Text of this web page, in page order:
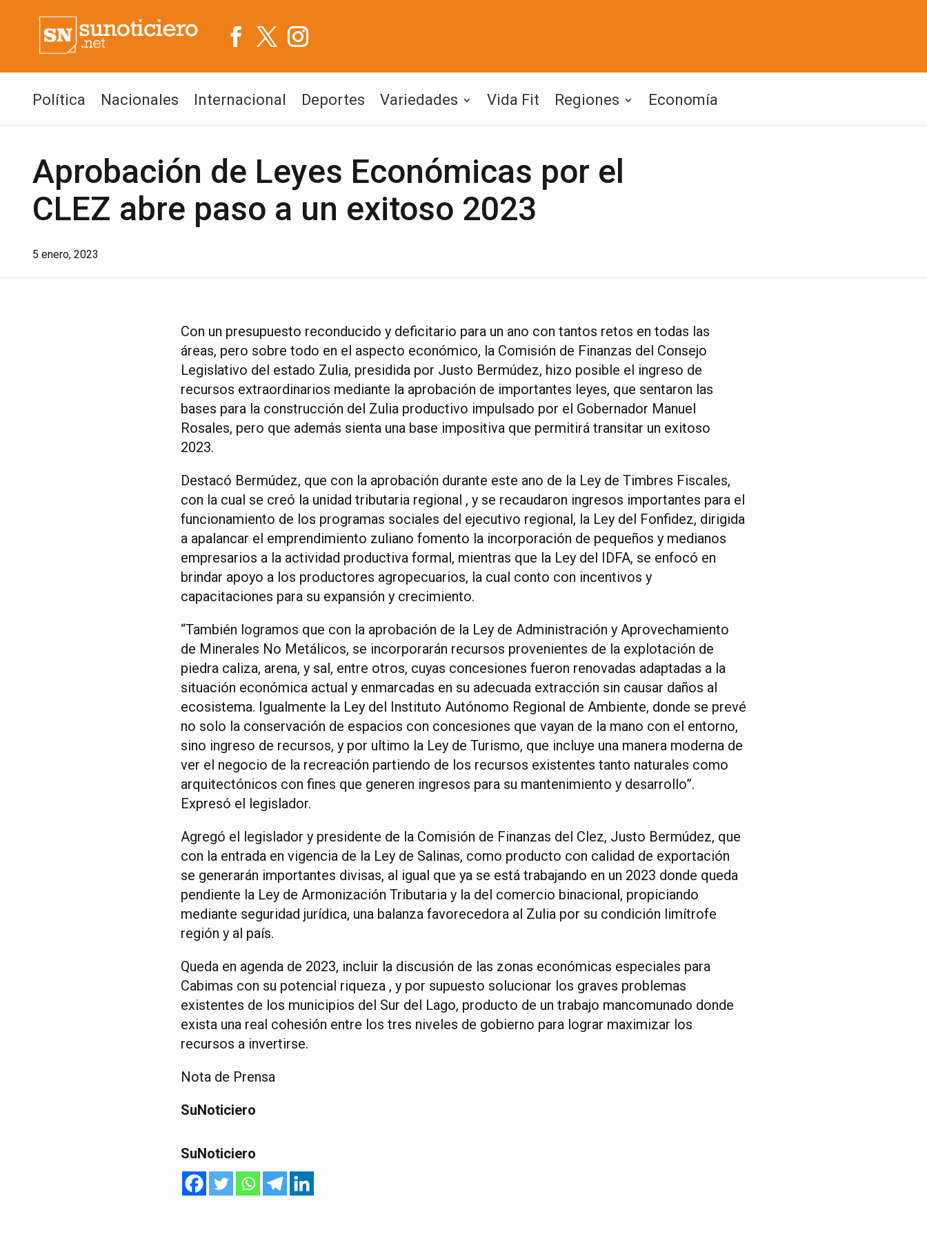
Política Nacionales Internacional Deportes Variedades Vida Fit Regiones Economía
Aprobación de Leyes Económicas por el
CLEZ abre paso a un exitoso 2023
5 enero, 2023
Con un presupuesto reconducido y deficitario para un ano con tantos retos en todas las
áreas, pero sobre todo en el aspecto económico, la Comisión de Finanzas del Consejo
Legislativo del estado Zulia, presidida por Justo Bermúdez, hizo posible el ingreso de
recursos extraordinarios mediante la aprobación de importantes leyes, que sentaron las
bases para la construcción del Zulia productivo impulsado por el Gobernador Manuel
Rosales, pero que además sienta una base impositiva que permitirá transitar un exitoso
2023.
Destacó Bermúdez, que con la aprobación durante este ano de la Ley de Timbres Fiscales,
con la cual se creó la unidad tributaria regional , y se recaudaron ingresos importantes para el
funcionamiento de los programas sociales del ejecutivo regional, la Ley del Fonfidez, dirigida
a apalancar el emprendimiento zuliano fomento la incorporación de pequeños y medianos
empresarios a la actividad productiva formal, mientras que la Ley del IDFA, se enfocó en
brindar apoyo a los productores agropecuarios, la cual conto con incentivos y
capacitaciones para su expansión y crecimiento.
“También logramos que con la aprobación de la Ley de Administración y Aprovechamiento
de Minerales No Metálicos, se incorporarán recursos provenientes de la explotación de
piedra caliza, arena, y sal, entre otros, cuyas concesiones fueron renovadas adaptadas a la
situación económica actual y enmarcadas en su adecuada extracción sin causar daños al
ecosistema. Igualmente la Ley del Instituto Autónomo Regional de Ambiente, donde se prevé
no solo la conservación de espacios con concesiones que vayan de la mano con el entorno,
sino ingreso de recursos, y por ultimo la Ley de Turismo, que incluye una manera moderna de
ver el negocio de la recreación partiendo de los recursos existentes tanto naturales como
arquitectónicos con fines que generen ingresos para su mantenimiento y desarrollo”.
Expresó el legislador.
Agregó el legislador y presidente de la Comisión de Finanzas del Clez, Justo Bermúdez, que
con la entrada en vigencia de la Ley de Salinas, como producto con calidad de exportación
se generarán importantes divisas, al igual que ya se está trabajando en un 2023 donde queda
pendiente la Ley de Armonización Tributaria y la del comercio binacional, propiciando
mediante seguridad jurídica, una balanza favorecedora al Zulia por su condición limítrofe
región y al país.
Queda en agenda de 2023, incluir la discusión de las zonas económicas especiales para
Cabimas con su potencial riqueza , y por supuesto solucionar los graves problemas
existentes de los municipios del Sur del Lago, producto de un trabajo mancomunado donde
exista una real cohesión entre los tres niveles de gobierno para lograr maximizar los
recursos a invertirse.
Nota de Prensa
SuNoticiero
SuNoticiero